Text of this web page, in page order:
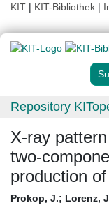
KIT | KIT-Bibliothek |
Repository
X-ray
two-
production
Prokop, J.; Lorenz,